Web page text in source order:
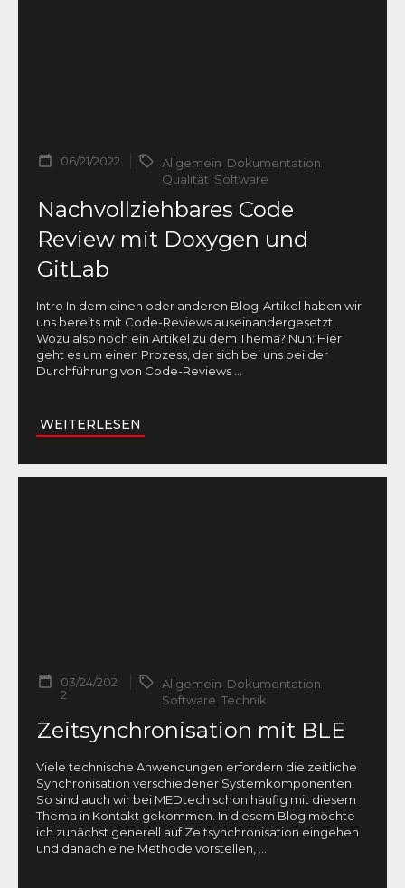
06/21/2022 Allgemein Dokumentation
Qualität Software
Nachvollziehbares Code
Review mit Doxygen und
GitLab
Intro In dem einen oder anderen Blog-Artikel haben wir
uns bereits mit Code-Reviews auseinandergesetzt,
Wozu also noch ein Artikel zu dem Thema? Nun: Hier
geht es um einen Prozess, der sich bei uns bei der
Durchführung von Code-Reviews
WEITERLESEN
03/24/202
2
Allgemein Dokumentation
Software Technik
Zeitsynchronisation mit BLE
Viele technische Anwendungen erfordern die zeitliche
Synchronisation verschiedener Systemkomponenten.
So sind auch wir bei MEDtech schon häufig mit diesem
Thema in Kontakt gekommen. In diesem Blog möchte
ich zunächst generell auf Zeitsynchronisation eingehen
und danach eine Methode vorstellen,